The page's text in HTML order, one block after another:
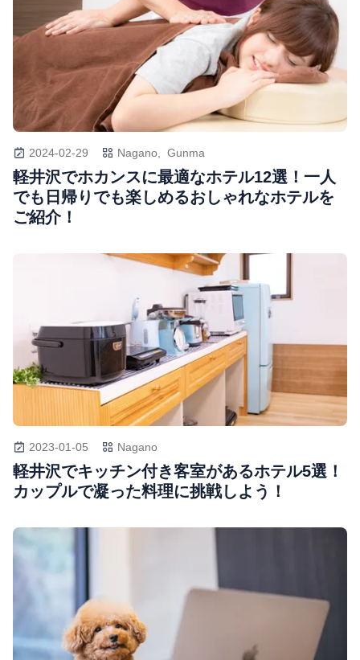
2024-02-29 Nagano, Gunma
軽井沢でホカンスに最適なホテル12選！一人
でも日帰りでも楽しめるおしゃれなホテルを
ご紹介！
2023-01-05 Nagano
軽井沢でキッチン付き客室があるホテル5選！
カップルで凝った料理に挑戦しよう！